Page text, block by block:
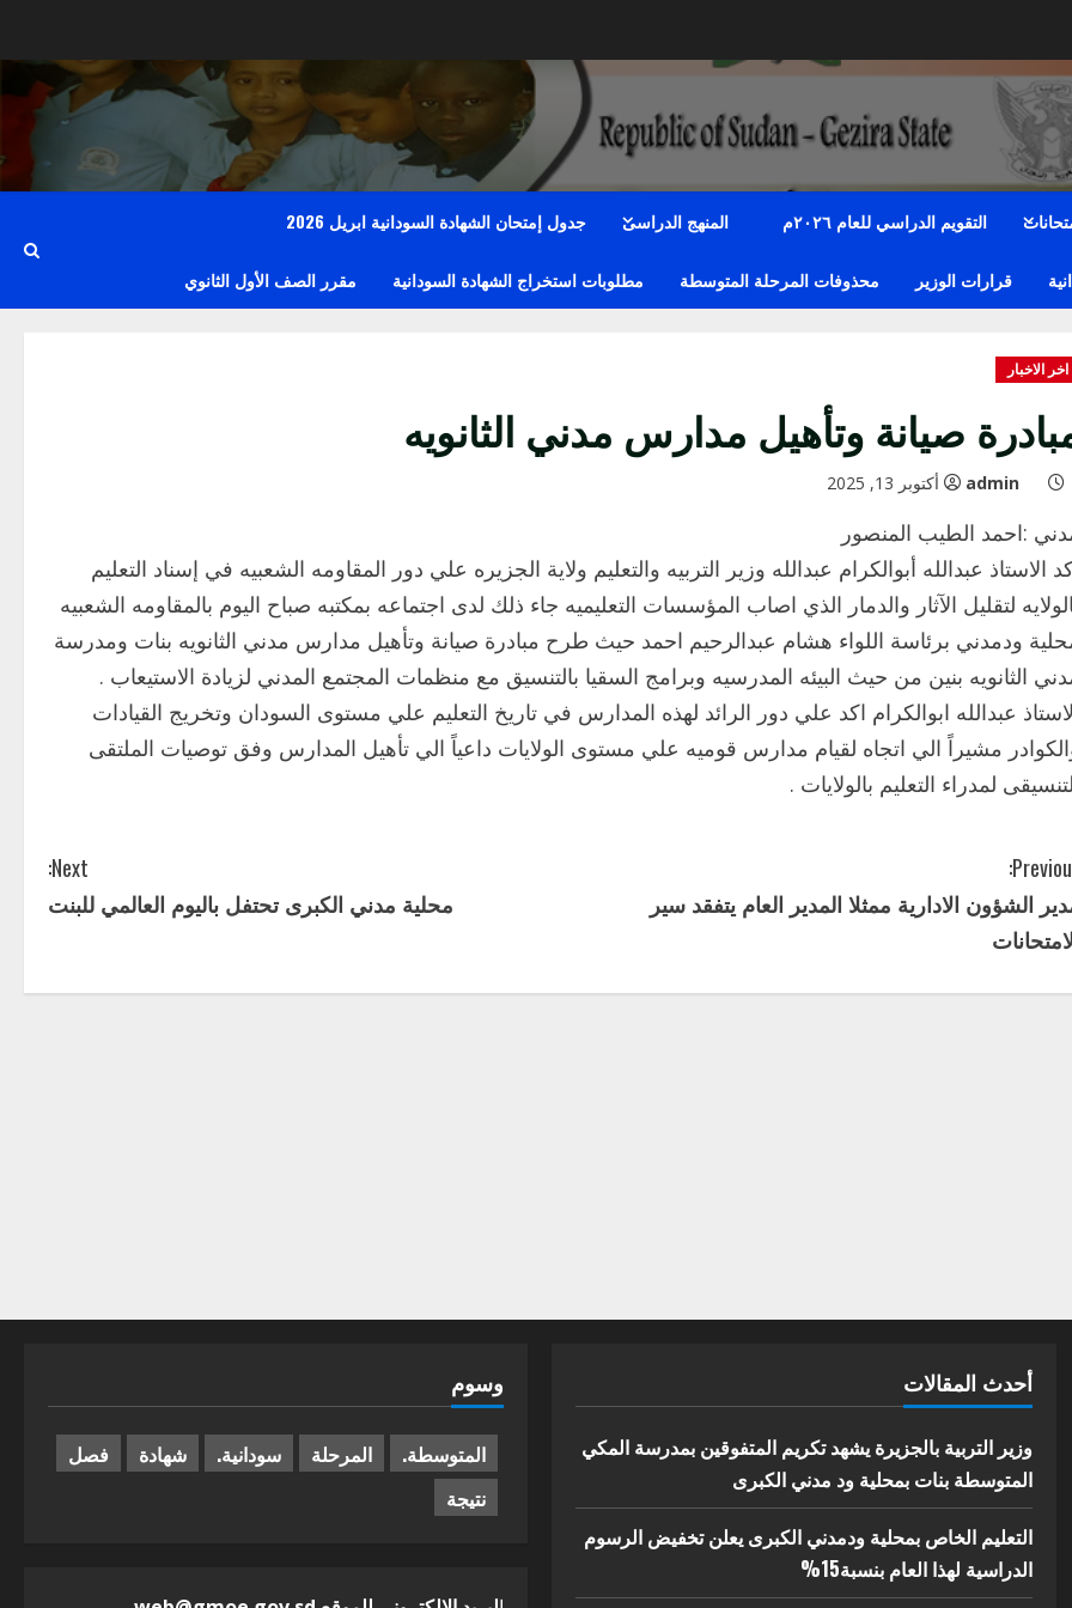
التقويم الدراسي للعام ٢٠٢٦م المنهج الدراسى جدول إمتحان الشهادة السودانية ابريل 2026
قرارات الوزير محذوفات المرحلة المتوسطة مطلوبات استخراج الشهادة السودانية مقرر الصف الأول الثانوي
اخر الاخبار
صيانة وتأهيل مدارس مدني الثانويه
admin أكتوبر 13, 2025
:احمد الطيب المنصور
الاستاذ عبدالله أبوالكرام عبدالله وزير التربيه والتعليم ولاية الجزيره علي دور المقاومه الشعبيه في إسناد التعليم
لتقليل الآثار والدمار الذي اصاب المؤسسات التعليميه جاء ذلك لدى اجتماعه بمكتبه صباح اليوم بالمقاومه الشعبيه
ودمدني برئاسة اللواء هشام عبدالرحيم احمد حيث طرح مبادرة صيانة وتأهيل مدارس مدني الثانويه بنات ومدرسة
الثانويه بنين من حيث البيئه المدرسيه وبرامج السقيا بالتنسيق مع منظمات المجتمع المدني لزيادة الاستيعاب .
عبدالله ابوالكرام اكد علي دور الرائد لهذه المدارس في تاريخ التعليم علي مستوى السودان وتخريج القيادات
مشيراً الي اتجاه لقيام مدارس قوميه علي مستوى الولايات داعياً الي تأهيل المدارس وفق توصيات الملتقى
لمدراء التعليم بالولايات .
الشؤون الادارية ممثلا المدير العام يتفقد سير
Next:
محلية مدني الكبرى تحتفل باليوم العالمي للبنت
أحدث المقالات
وزير التربية بالجزيرة يشهد تكريم المتفوقين بمدرسة المكي
المتوسطة بنات بمحلية ود مدني الكبرى
التعليم الخاص بمحلية ودمدني الكبرى يعلن تخفيض الرسوم
الدراسية لهذا العام بنسبة15%
وسوم
المتوسطة. المرحلة سودانية. شهادة
فصل
نتيجة